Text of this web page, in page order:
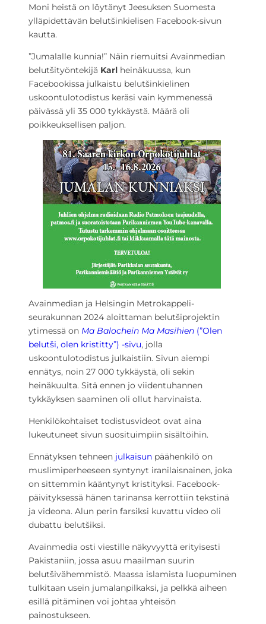
Moni heistä on löytänyt Jeesuksen Suomesta
ylläpidettävän belutšinkielisen Facebook-sivun
kautta.
”Jumalalle kunnia!” Näin riemuitsi Avainmedian
belutšityöntekijä Karl heinäkuussa, kun
Facebookissa julkaistu belutšinkielinen
uskoontulotodistus keräsi vain kymmenessä
päivässä yli 35 000 tykkäystä. Määrä oli
poikkeuksellisen paljon.
Avainmedian ja Helsingin Metrokappeli-
seurakunnan 2024 aloittaman belutšiprojektin
ytimessä on Ma Balochein Ma Masihien (”Olen
belutši, olen kristitty”) -sivu, jolla
uskoontulotodistus julkaistiin. Sivun aiempi
ennätys, noin 27 000 tykkäystä, oli sekin
heinäkuulta. Sitä ennen jo viidentuhannen
tykkäyksen saaminen oli ollut harvinaista.
Henkilökohtaiset todistusvideot ovat aina
lukeutuneet sivun suosituimpiin sisältöihin.
Ennätyksen tehneen julkaisun päähenkilö on
muslimiperheeseen syntynyt iranilaisnainen, joka
on sittemmin kääntynyt kristityksi. Facebook-
päivityksessä hänen tarinansa kerrottiin tekstinä
ja videona. Alun perin farsiksi kuvattu video oli
dubattu belutšiksi.
Avainmedia osti viestille näkyvyyttä erityisesti
Pakistaniin, jossa asuu maailman suurin
belutšivähemmistö. Maassa islamista luopuminen
tulkitaan usein jumalanpilkaksi, ja pelkkä aiheen
esillä pitäminen voi johtaa yhteisön
painostukseen.